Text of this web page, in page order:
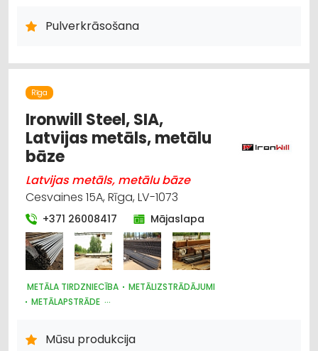
Pulverkrāsošana
Rīga
Ironwill Steel, SIA,
Latvijas metāls, metālu
bāze
Latvijas metāls, metālu bāze
Cesvaines 15A, Rīga, LV-1073
+371 26008417 Mājaslapa
METĀLA TIRDZNIECĪBA
METĀLIZSTRĀDĀJUMI
METĀLAPSTRĀDE
AUTOBUSU, MIKROAUTOBUSU NOMA
PASAŽIERU PĀRVADĀJUMI
Mūsu produkcija